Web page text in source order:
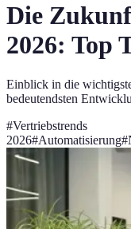
Die
2026: Top
Einblick in die
bedeutendsten
#Vertriebstrends
2026#Automatisierung#